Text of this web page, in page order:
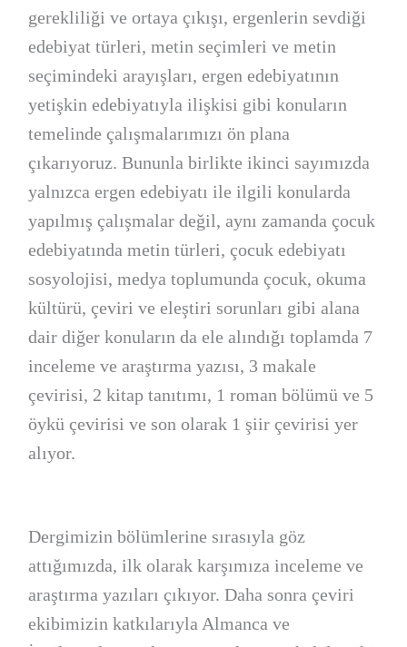
gerekliliği ve ortaya çıkışı, ergenlerin sevdiği
edebiyat türleri, metin seçimleri ve metin
seçimindeki arayışları, ergen edebiyatının
yetişkin edebiyatıyla ilişkisi gibi konuların
temelinde çalışmalarımızı ön plana
çıkarıyoruz. Bununla birlikte ikinci sayımızda
yalnızca ergen edebiyatı ile ilgili konularda
yapılmış çalışmalar değil, aynı zamanda çocuk
edebiyatında metin türleri, çocuk edebiyatı
sosyolojisi, medya toplumunda çocuk, okuma
kültürü, çeviri ve eleştiri sorunları gibi alana
dair diğer konuların da ele alındığı toplamda 7
inceleme ve araştırma yazısı, 3 makale
çevirisi, 2 kitap tanıtımı, 1 roman bölümü ve 5
öykü çevirisi ve son olarak 1 şiir çevirisi yer
alıyor.
Dergimizin bölümlerine sırasıyla göz
attığımızda, ilk olarak karşımıza inceleme ve
araştırma yazıları çıkıyor. Daha sonra çeviri
ekibimizin katkılarıyla Almanca ve